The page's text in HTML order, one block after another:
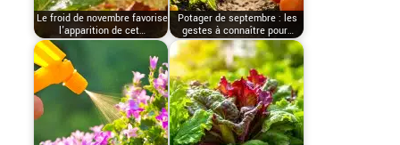
Le froid de novembre favorise
l'apparition de cet…
Potager de septembre : les
gestes à connaître pour…